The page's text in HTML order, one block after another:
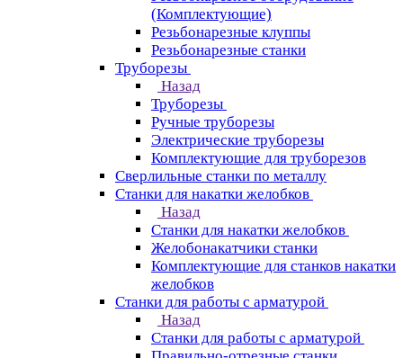
(Комплектующие)
Резьбонарезные клуппы
Резьбонарезные станки
Труборезы
Назад
Труборезы
Ручные труборезы
Электрические труборезы
Комплектующие для труборезов
Сверлильные станки по металлу
Станки для накатки желобков
Назад
Станки для накатки желобков
Желобонакатчики станки
Комплектующие для станков накатки
желобков
Станки для работы с арматурой
Назад
Станки для работы с арматурой